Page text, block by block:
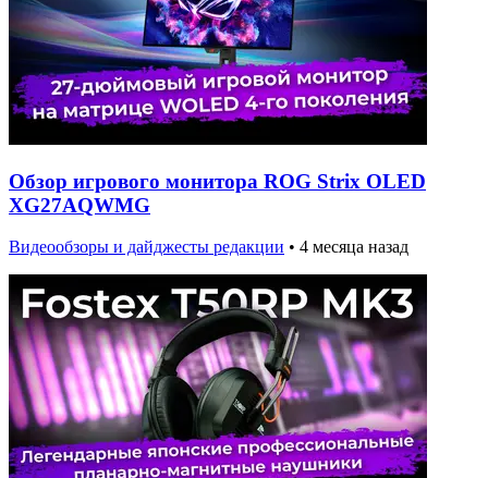
Обзор игрового монитора ROG Strix OLED
XG27AQWMG
Видеообзоры и дайджесты редакции • 4 месяца назад